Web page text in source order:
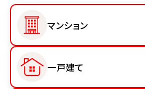
マンション
一戸建て